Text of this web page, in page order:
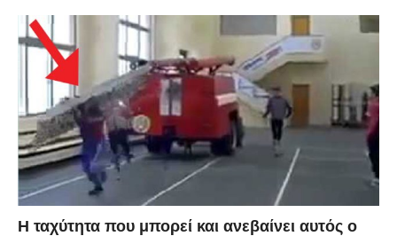
Η ταχύτητα που μπορεί και ανεβαίνει αυτός ο